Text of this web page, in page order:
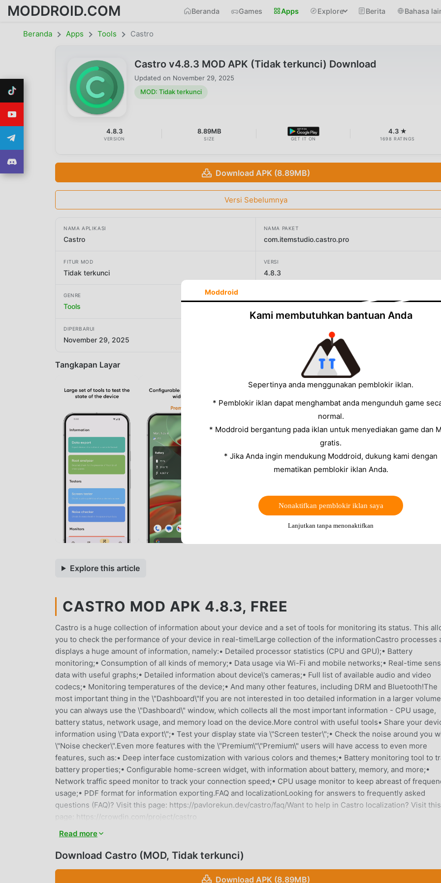
MODDROID.COM Beranda Games Apps Explore Berita Bahasa
Beranda Apps Tools Castro
Castro v4.8.3 MOD APK (Tidak terkunci) Download
Updated on November 29, 2025
MOD: Tidak terkunci
4.8.3
VERSION
8.89MB
SIZE GET IT ON
4.3 ★
1698 RATINGS
Download APK (8.89MB)
Versi Sebelumnya
NAMA APLIKASI
Castro
NAMA PAKET
com.itemstudio.castro.pro
FITUR MOD
Tidak terkunci
VERSI
4.8.3
GENRE
Tools
DIPERBARUI
November 29, 2025
Tangkapan Layar
Explore this article
CASTRO MOD APK 4.8.3, FREE
Castro is a huge collection of information about your device and a set of tools for monitoring its status. This
you to check the performance of your device in real-time!Large collection of the informationCastro processes
displays a huge amount of information, namely:• Detailed processor statistics (CPU and GPU);• Battery
monitoring;• Consumption of all kinds of memory;• Data usage via Wi-Fi and mobile networks;• Real-time
data with useful graphs;• Detailed information about device\'s cameras;• Full list of available audio and video
codecs;• Monitoring temperatures of the device;• And many other features, including DRM and Bluetooth!The
most important thing in the \"Dashboard\"If you are not interested in too detailed information in a larger
you can always use the \"Dashboard\" window, which collects all the most important information - CPU usage,
battery status, network usage, and memory load on the device.More control with useful tools• Share your
information using \"Data export\";• Test your display state via \"Screen tester\";• Check the noise around you
\"Noise checker\".Even more features with the \"Premium\"\"Premium\" users will have access to even more
features, such as:• Deep interface customization with various colors and themes;• Battery monitoring tool to
battery properties;• Configurable home-screen widget, with information about battery, memory, and more;•
Network traffic speed monitor to track your connection speed;• CPU usage monitor to keep abreast of
usage;• PDF format for information exporting.FAQ and localizationLooking for answers to frequently asked
questions (FAQ)? Visit this page: https://pavlorekun.dev/castro/faq/Want to help in Castro localization? Visit this
page: https://crowdin.com/project/castro
CASTROPENGANTAR
Castro Sebagai aplikasi terkebal tools ,itu telah menarik banyak pengguna yang suka tools di seluruh dunia. Jika
Anda ingin mengunduh aplikasi ini, moddroid adalah pilihan terbaik Anda. moddroid tidak hanya memberi Anda
Read more
Download Castro (MOD, Tidak terkunci)
Download APK (8.89MB)
Moddroid
Kami membutuhkan bantuan Anda
Sepertinya anda menggunakan pemblokir iklan.
* Pemblokir iklan dapat menghambat anda mengunduh game
normal.
* Moddroid bergantung pada iklan untuk menyediakan game dan
gratis.
* Jika Anda ingin mendukung Moddroid, dukung kami dengan
mematikan pemblokir iklan Anda.
Nonaktifkan pemblokir iklan saya
Lanjutkan tanpa menonaktifkan